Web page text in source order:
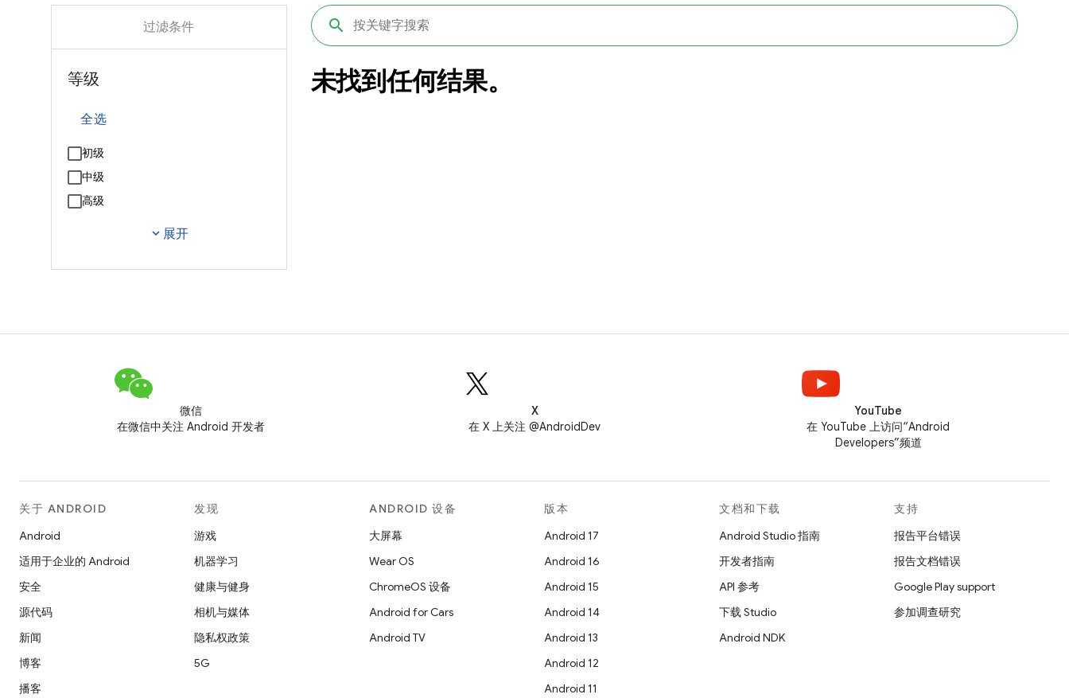
过滤条件
等级
全选
初级
中级
高级
expand_more 展开
未找到任何结果。
微信
在微信中关注 Android 开发者
X
在 X 上关注 @AndroidDev
YouTube
在 YouTube 上访问“Android
Developers”频道
关于 ANDROID
Android
适用于企业的 Android
安全
源代码
新闻
博客
播客
发现
游戏
机器学习
健康与健身
相机与媒体
隐私权政策
5G
ANDROID 设备
大屏幕
Wear OS
ChromeOS 设备
Android for Cars
Android TV
版本
Android 17
Android 16
Android 15
Android 14
Android 13
Android 12
Android 11
文档和下载
Android Studio 指南
开发者指南
API 参考
下载 Studio
Android NDK
支持
报告平台错误
报告文档错误
Google Play support
参加调查研究